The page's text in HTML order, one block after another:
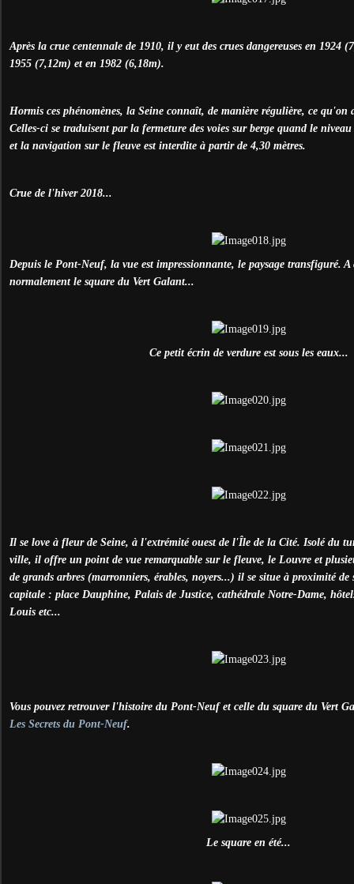
Après la crue centennale de 1910, il y eut des crues dangereuses en 1924
1955 (7,12m) et en 1982 (6,18m).
Hormis ces phénomènes, la Seine connaît, de manière régulière, ce qu'on
Celles-ci se traduisent par la fermeture des voies sur berge quand le
et la navigation sur le fleuve est interdite à partir de 4,30 mètres.
Crue de l'hiver 2018...
Depuis le Pont-Neuf, la vue est impressionnante, le paysage transfiguré. A
normalement le square du Vert Galant...
Ce petit écrin de verdure est sous les eaux...
Il se love à fleur de Seine, à l'extrémité ouest de l'Île de la Cité. Isolé du
ville, il offre un point de vue remarquable sur le fleuve, le Louvre et
de grands arbres (marronniers, érables, noyers...) il se situe à proximité de
capitale : place Dauphine, Palais de Justice, cathédrale Notre-Dame,
Louis etc...
Vous pouvez retrouver l'histoire du Pont-Neuf et celle du square du Vert
Les Secrets du Pont-Neuf.
Le square en été...